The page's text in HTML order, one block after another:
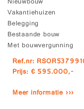
Nieuwbouw
Vakantiehuizen
Belegging
Bestaande bouw
Met bouwvergunning
Ref.nr:
Prijs: € 595.000,-
Meer informatie ›››